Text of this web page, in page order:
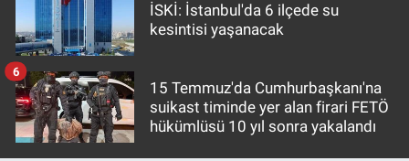
İSKİ: İstanbul'da 6 ilçede su
kesintisi yaşanacak
15 Temmuz'da Cumhurbaşkanı'na
suikast timinde yer alan firari FETÖ
hükümlüsü 10 yıl sonra yakalandı
6